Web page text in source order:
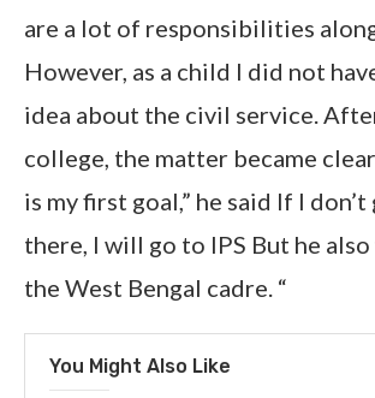
are a lot of responsibilities
However, as a child I did not
idea about the civil service.
college, the matter became
is my first goal,” he said If I don’t
there, I will go to IPS But he
the West Bengal cadre. “
You Might Also Like